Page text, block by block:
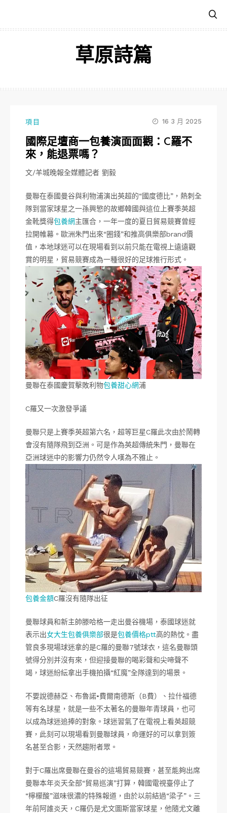
主
草原詩篇
項目 16 3 月 2025
國際足壇商一包養演面面觀：C羅不
來，能退票嗎？
文/羊城晚報全媒體記者 劉毅
曼聯在泰國曼谷與利物浦演出英超的“國度德比”，熱刺全
隊到當家球星之一孫興慜的故鄉韓國與這位上賽季英超
金靴獎得包養網主匯合，一年一度的夏日貿易競賽曾經
拉開帷幕。歐洲朱門出來“圈錢”和推高俱樂部brand價
值，本地球迷可以在現場看到以前只能在電視上遠遠觀
賞的明星，貿易競賽成為一種很好的足球推行形式。
曼聯在泰國慶賀擊敗利物包養甜心網浦
C羅又一次激發爭議
曼聯只是上賽季英超第六名，超等巨星C羅此次由於鬧轉
會沒有隨隊飛到亞洲。可是作為英超傳統朱門，曼聯在
亞洲球迷中的影響力仍然令人嘆為不雅止。
包養金額C羅沒有隨隊出征
曼聯球員和新主帥滕哈格一走出曼谷機場，泰國球迷就
表示出女大生包養俱樂部很是包養價格ptt高的熱忱。盡
管良多現場球迷拿的是C羅的曼聯7號球衣，這名曼聯頭
號得分別并沒有來，但迎接曼聯的喝彩聲和尖啼聲不
竭，球迷紛紜拿出手機拍攝“紅魔”全隊達到的場景。
不要說德赫亞、布魯諾•費爾南德斯（B費）、拉什福德
等有名球星，就是一些不太著名的曼聯年青球員，也可
以成為球迷追捧的對象。球迷習氣了在電視上看英超競
賽，此刻可以現場看到曼聯球員，命運好的可以拿到簽
名甚至合影，天然趨附者眾。
對于C羅出席曼聯在曼谷的這場貿易競賽，甚至能夠出席
曼聯本年炎天全部“貿易巡演”打算，韓國電視臺停止了
“檸檬酸”滋味很濃的特殊報道，由於以前結過“梁子”。三
年前阿誰炎天，C羅仍是尤文圖斯當家球星，他隨尤文離